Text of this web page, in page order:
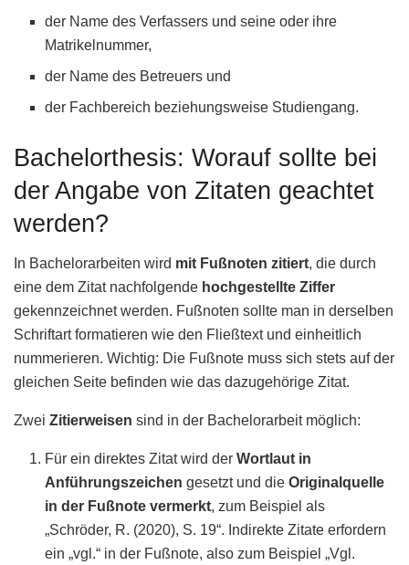
der Name des Verfassers und seine oder ihre
Matrikelnummer,
der Name des Betreuers und
der Fachbereich beziehungsweise Studiengang.
Bachelorthesis: Worauf sollte bei
der Angabe von Zitaten geachtet
werden?
In Bachelorarbeiten wird mit Fußnoten zitiert, die durch
eine dem Zitat nachfolgende hochgestellte Ziffer
gekennzeichnet werden. Fußnoten sollte man in derselben
Schriftart formatieren wie den Fließtext und einheitlich
nummerieren. Wichtig: Die Fußnote muss sich stets auf der
gleichen Seite befinden wie das dazugehörige Zitat.
Zwei Zitierweisen sind in der Bachelorarbeit möglich:
Für ein direktes Zitat wird derWortlaut in
Anführungszeichen gesetzt und dieOriginalquelle
in der Fußnote vermerkt, zum Beispiel als
„Schröder, R. (2020), S. 19“. Indirekte Zitate erfordern
ein „vgl.“ in der Fußnote, also zum Beispiel „Vgl.